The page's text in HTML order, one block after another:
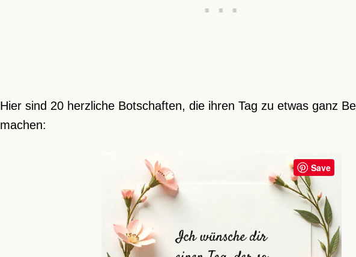
Hier sind 20 herzliche Botschaften, die ihren Tag zu etwas ganz
machen:
Save